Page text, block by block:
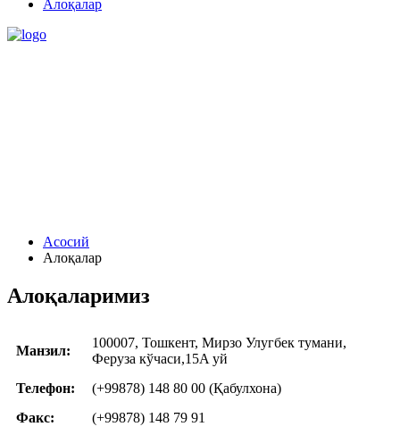
Алоқалар
Асосий
Алоқалар
Алоқаларимиз
Манзил:
100007, Тошкент, Мирзо Улугбек тумани,
Феруза кўчаси,15A уй
Телефон:
(+99878) 148 80 00 (Қабулхона)
Факс:
(+99878) 148 79 91